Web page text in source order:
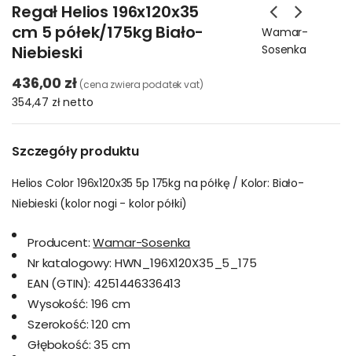
Regał Helios 196x120x35
cm 5 półek/175kg Biało-
Niebieski
Wamar-
Sosenka
436,00 zł (cena zwiera podatek vat)
354,47 złnetto
Szczegóły produktu
Helios Color 196x120x35 5p 175kg na półkę / Kolor: Biało-
Niebieski (kolor nogi - kolor półki)
Producent: Wamar-Sosenka
Nr katalogowy: HWN_196X120X35_5_175
EAN (GTIN): 4251446336413
Wysokość: 196 cm
Szerokość: 120 cm
Głębokość: 35 cm